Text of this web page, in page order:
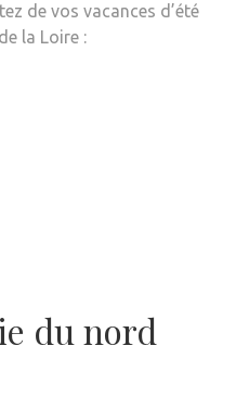
de vos vacances d’été
la Loire :
du nord